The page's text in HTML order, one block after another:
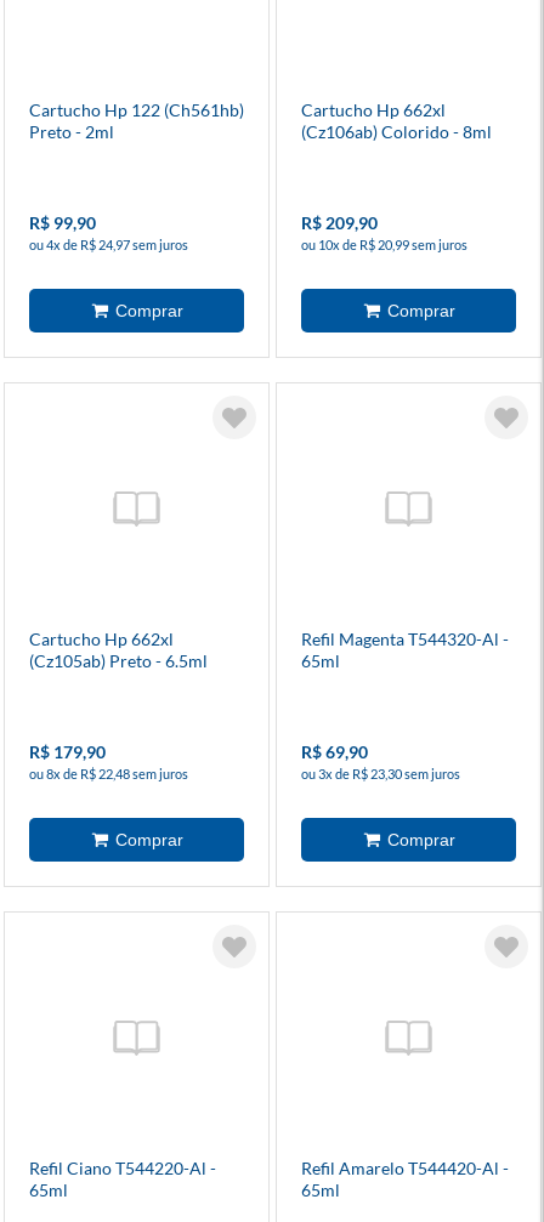
Cartucho Hp 122 (Ch561hb)
Preto - 2ml
R$ 99,90
ou 4x de R$ 24,97 sem juros
Cartucho Hp 662xl
(Cz106ab) Colorido - 8ml
R$ 209,90
ou 10x de R$ 20,99 sem juros
Cartucho Hp 662xl
(Cz105ab) Preto - 6.5ml
R$ 179,90
ou 8x de R$ 22,48 sem juros
Refil Magenta T544320-Al -
65ml
R$ 69,90
ou 3x de R$ 23,30 sem juros
Refil Ciano T544220-Al -
65ml
Refil Amarelo T544420-Al -
65ml